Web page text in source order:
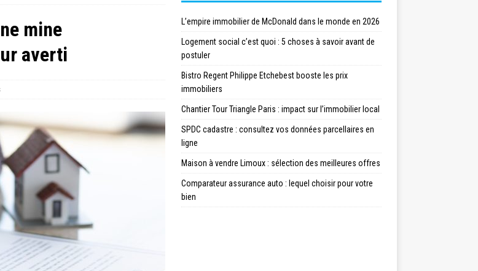
mine
averti
L’empire immobilier de McDonald dans le monde en 2026
Logement social c’est quoi : 5 choses à savoir avant de
postuler
Bistro Regent Philippe Etchebest booste les prix
immobiliers
Chantier Tour Triangle Paris : impact sur l’immobilier local
SPDC cadastre : consultez vos données parcellaires en
ligne
Maison à vendre Limoux : sélection des meilleures offres
Comparateur assurance auto : lequel choisir pour votre
bien